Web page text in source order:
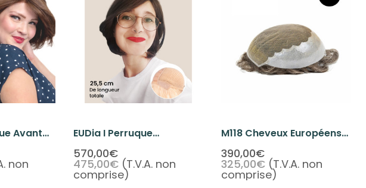
Avant
non
EUDia I Perruque
Européenne Avant De
Lacet De Cheveux
570,00€
475,00€ (T.V.A. non
comprise)
M118 Cheveux Européens
Hommes Toupet
390,00€
325,00€ (T.V.A. non
comprise)